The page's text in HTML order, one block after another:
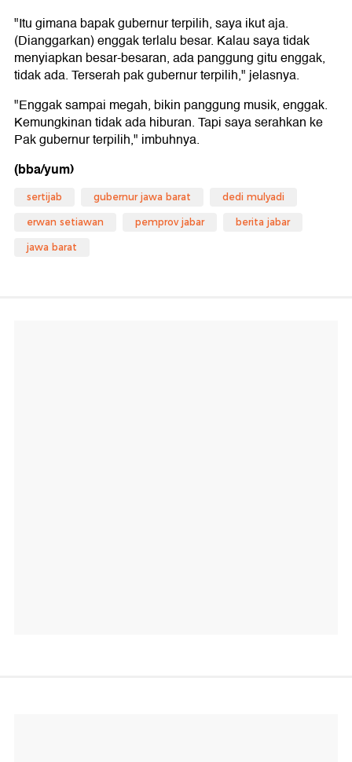
"Itu gimana bapak gubernur terpilih, saya ikut aja.
(Dianggarkan) enggak terlalu besar. Kalau saya tidak
menyiapkan besar-besaran, ada panggung gitu enggak,
tidak ada. Terserah pak gubernur terpilih," jelasnya.
"Enggak sampai megah, bikin panggung musik, enggak.
Kemungkinan tidak ada hiburan. Tapi saya serahkan ke
Pak gubernur terpilih," imbuhnya.
(bba/yum)
sertijab gubernur jawa barat dedi mulyadi
erwan setiawan pemprov jabar berita jabar
jawa barat